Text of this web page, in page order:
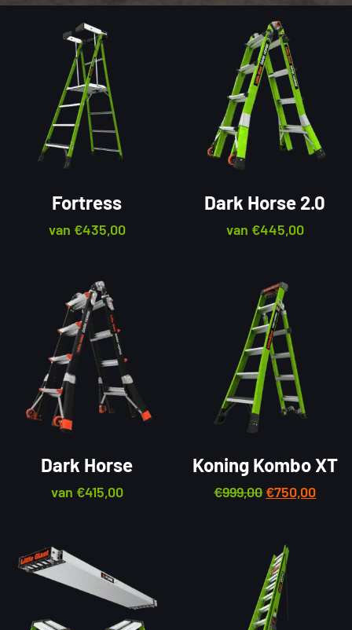
Fortress
van €435,00
Dark Horse 2.0
van €445,00
Dark Horse
van €415,00
Koning Kombo XT
€999,00 €750,00